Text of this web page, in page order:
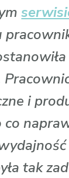
i
co
tak